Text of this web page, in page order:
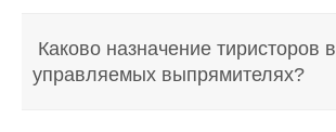
Каково назначение тиристоров в
управляемых выпрямителях?